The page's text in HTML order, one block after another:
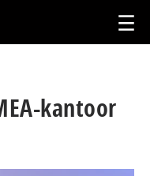
kantoor